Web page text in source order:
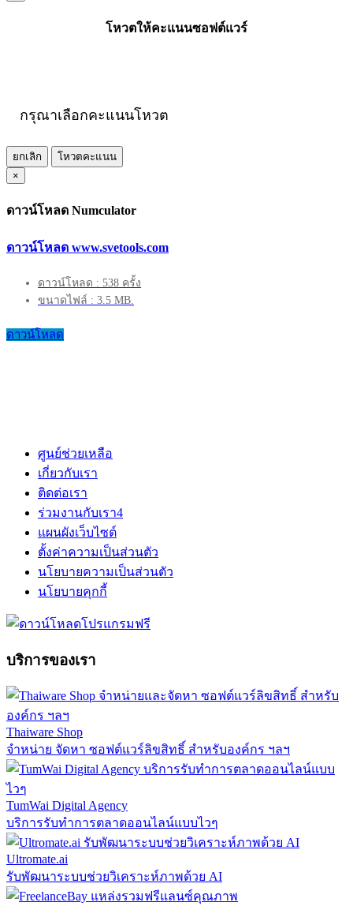
โหวตให้คะแนนซอฟต์แวร์
กรุณาเลือกคะแนนโหวต
ยกเลิก
โหวตคะแนน
×
ดาวน์โหลด Numculator
ดาวน์โหลด www.svetools.com
ดาวน์โหลด : 538 ครั้ง
ขนาดไฟล์ : 3.5 MB.
ดาวน์โหลด
ศูนย์ช่วยเหลือ
เกี่ยวกับเรา
ติดต่อเรา
ร่วมงานกับเรา4
แผนผังเว็บไซต์
ตั้งค่าความเป็นส่วนตัว
นโยบายความเป็นส่วนตัว
นโยบายคุกกี้
บริการของเรา
Thaiware Shop
จำหน่าย จัดหา ซอฟต์แวร์ลิขสิทธิ์ สำหรับองค์กร ฯลฯ
TumWai Digital Agency
บริการรับทำการตลาดออนไลน์แบบไวๆ
Ultromate.ai
รับพัฒนาระบบช่วยวิเคราะห์ภาพด้วย AI